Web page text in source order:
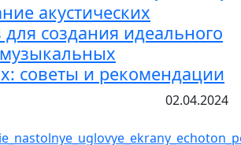
акустических
создания идеального
советы и рекомендации
02.04.2024